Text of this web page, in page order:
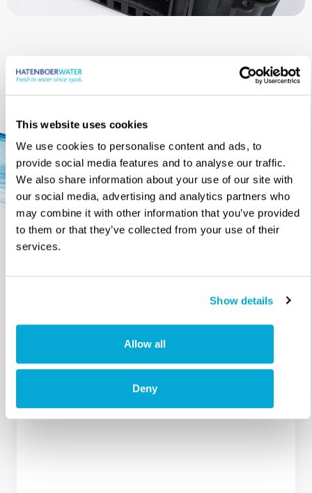
This website uses cookies
We use cookies to personalise content and ads, to
provide social media features and to analyse our traffic.
We also share information about your use of our site with
our social media, advertising and analytics partners who
may combine it with other information that you’ve provided
to them or that they’ve collected from your use of their
services.
Show details
Allow all
Deny
Downloads